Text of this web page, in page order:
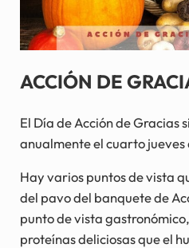
ACCIÓN DE
El Día de Acción de Gracias
anualmente el cuarto jueves
Hay varios puntos de vista
del pavo del banquete de
punto de vista
proteínas deliciosas que el